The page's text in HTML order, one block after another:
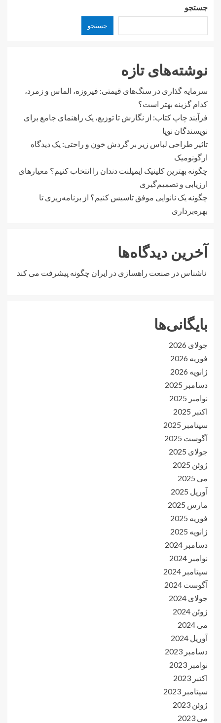
جستجو
جستجو
نوشته‌های تازه
سرمایه گذاری در سنگ‌های قیمتی: فیروزه، الماس و زمرد،
کدام گزینه بهتر است؟
فرآیند چاپ کتاب: از نگارش تا توزیع، یک راهنمای جامع برای
نویسندگان نوپا
تاثیر طراحی لباس زیر بر گردش خون و راحتی: یک دیدگاه
ارگونومیک
چگونه بهترین کلینیک ایمپلنت دندان را انتخاب کنیم؟ معیارهای
ارزیابی و تصمیم‌گیری
چگونه یک نانوایی موفق تاسیس کنیم؟ از برنامه‌ریزی تا
بهره‌برداری
آخرین دیدگاه‌ها
ناشناس در صنعت راهسازی در ایران چگونه پیشرفت می کند
بایگانی‌ها
جولای 2026
فوریه 2026
ژانویه 2026
دسامبر 2025
نوامبر 2025
اکتبر 2025
سپتامبر 2025
آگوست 2025
جولای 2025
ژوئن 2025
می 2025
آوریل 2025
مارس 2025
فوریه 2025
ژانویه 2025
دسامبر 2024
نوامبر 2024
سپتامبر 2024
آگوست 2024
جولای 2024
ژوئن 2024
می 2024
آوریل 2024
دسامبر 2023
نوامبر 2023
اکتبر 2023
سپتامبر 2023
ژوئن 2023
می 2023